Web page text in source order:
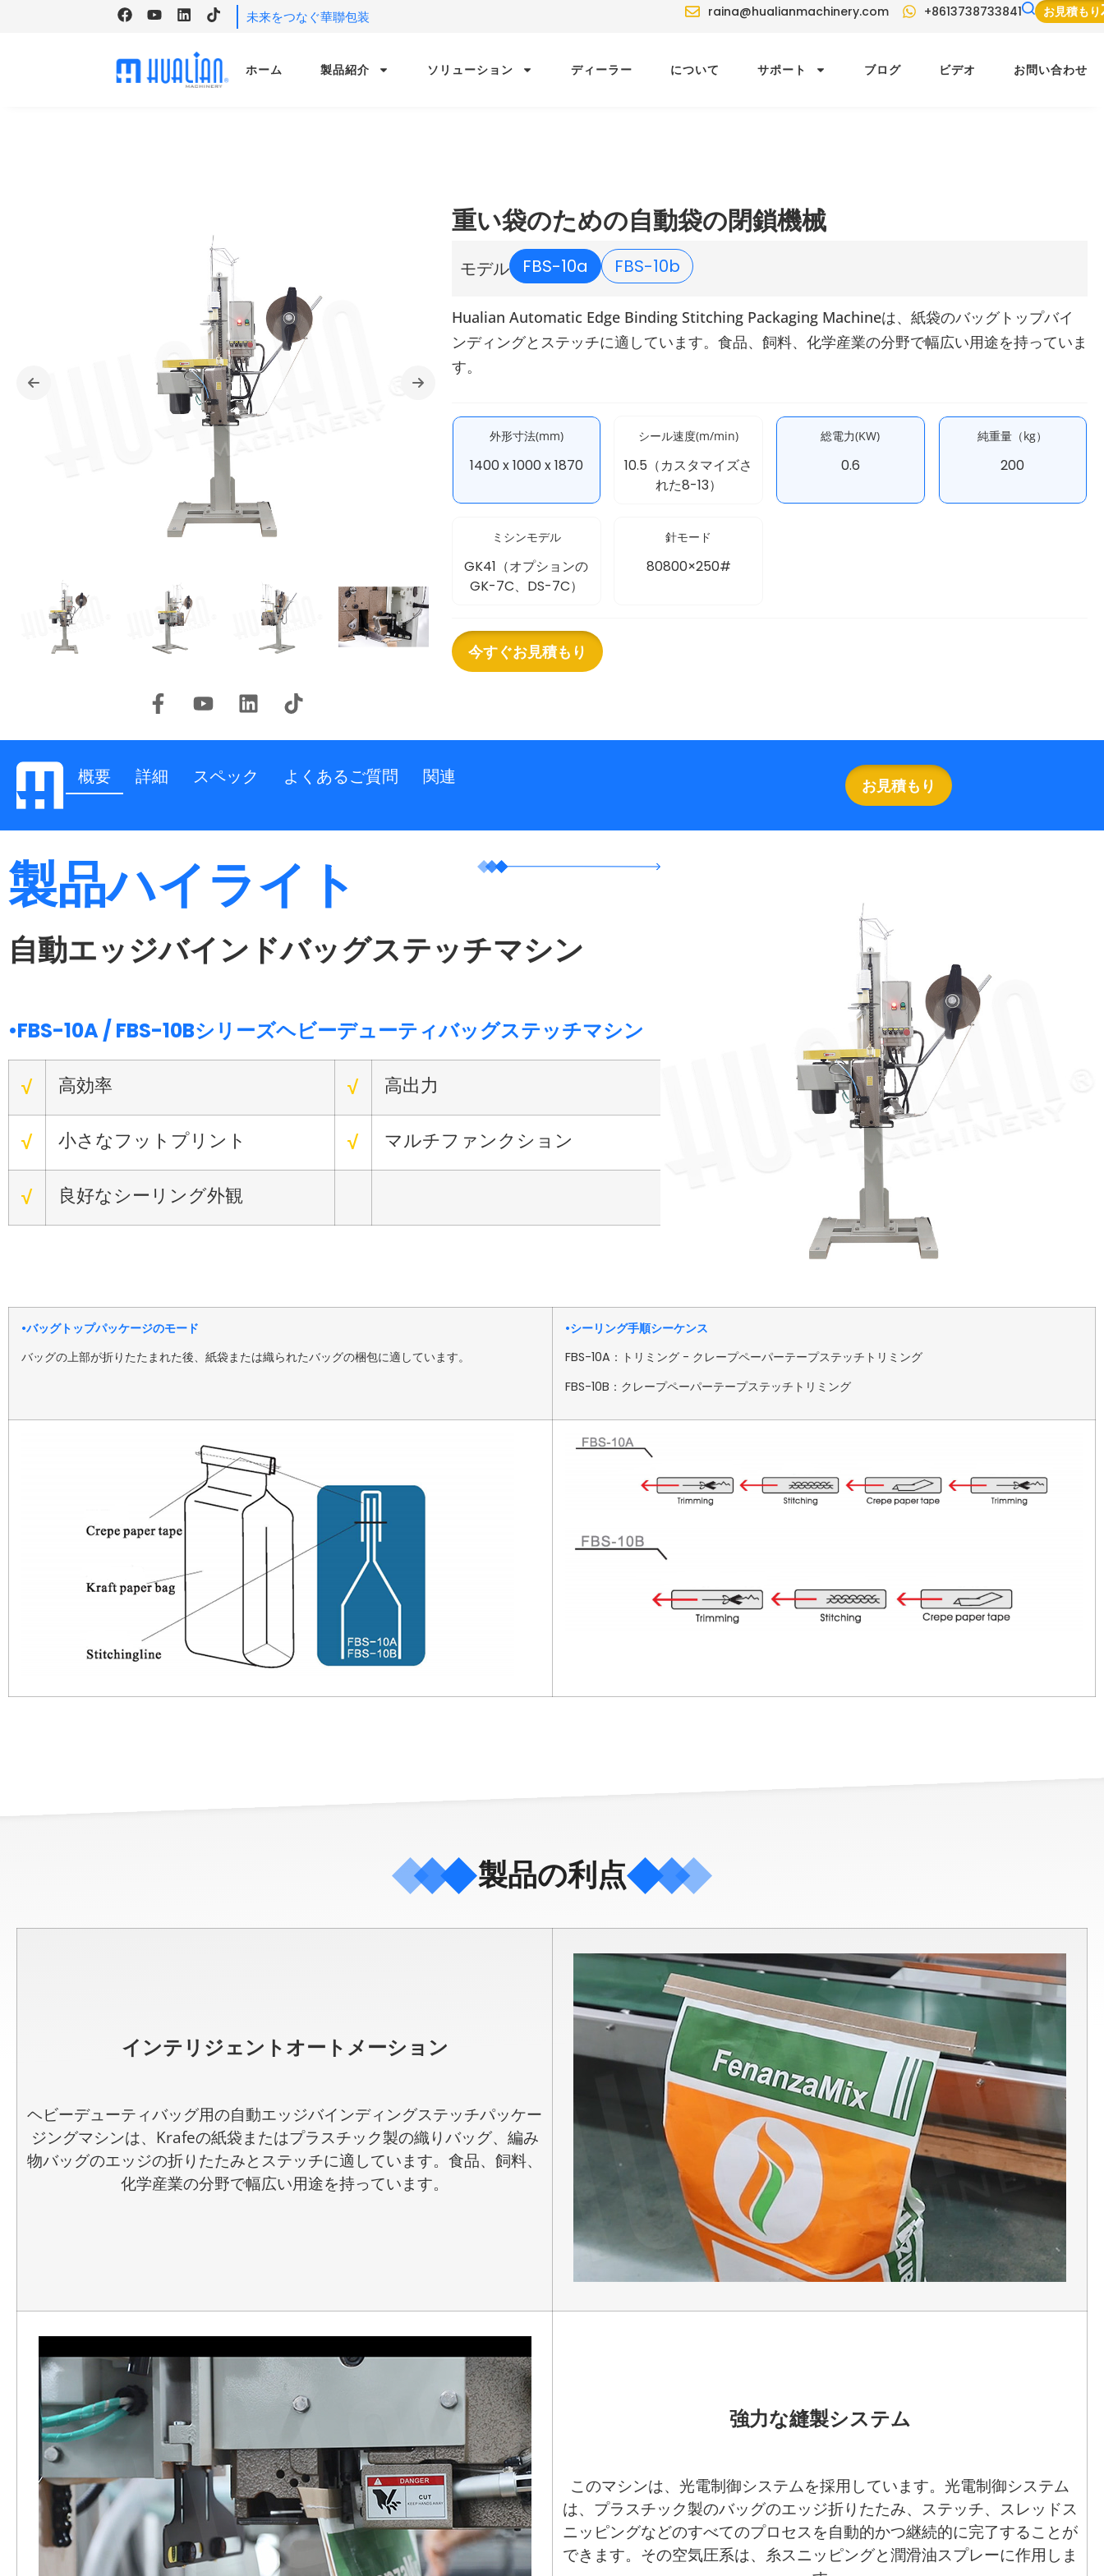
未来をつなぐ華聯包装 raina@hualianmachinery.com +8613738733841 お見積もり
ホーム 製品紹介 ソリューション ディーラー について サポート ブログ ビデオ お問い合わせ
重い袋のための自動袋の閉鎖機械
モデル FBS-10a FBS-10b
Hualian Automatic Edge Binding Stitching Packaging Machineは、紙袋のバッグトップバイ
ンディングとステッチに適しています。食品、飼料、化学産業の分野で幅広い用途を持っていま
す。
外形寸法(mm)
1400 x 1000 x 1870
シール速度(m/min)
10.5（カスタマイズさ
れた8-13）
総電力(KW)
0.6
純重量（kg）
200
ミシンモデル
GK41（オプションの
GK-7C、DS-7C）
針モード
80800×250#
今すぐお見積もり
概要 詳細 スペック よくあるご質問 関連 お見積もり
製品ハイライト
自動エッジバインドバッグステッチマシン
•FBS-10A / FBS-10Bシリーズヘビーデューティバッグステッチマシン
√ 高効率 √ 高出力
√ 小さなフットプリント √ マルチファンクション
√ 良好なシーリング外観
•バッグトップパッケージのモード
バッグの上部が折りたたまれた後、紙袋または織られたバッグの梱包に適しています。
•シーリング手順シーケンス
FBS-10A：トリミング - クレープペーパーテープステッチトリミング
FBS-10B：クレープペーパーテープステッチトリミング
製品の利点
インテリジェントオートメーション
ヘビーデューティバッグ用の自動エッジバインディングステッチパッケー
ジングマシンは、Krafeの紙袋またはプラスチック製の織りバッグ、編み
物バッグのエッジの折りたたみとステッチに適しています。食品、飼料、
化学産業の分野で幅広い用途を持っています。
強力な縫製システム
このマシンは、光電制御システムを採用しています。光電制御システム
は、プラスチック製のバッグのエッジ折りたたみ、ステッチ、スレッドス
ニッピングなどのすべてのプロセスを自動的かつ継続的に完了することが
できます。その空気圧系は、糸スニッピングと潤滑油スプレーに作用しま